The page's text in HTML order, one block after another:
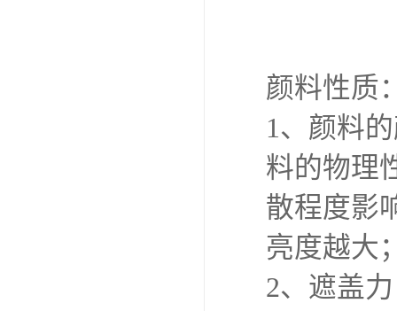
颜料性质
1、颜料
料的物理
散程度影
亮度越大
2、遮盖